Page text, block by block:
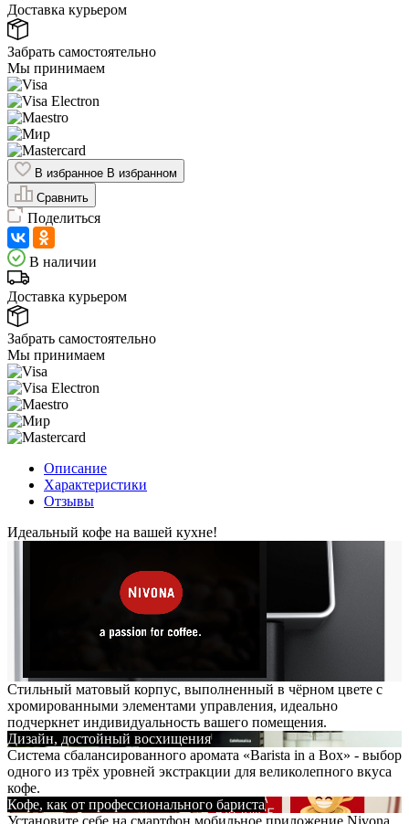
Доставка курьером
Забрать самостоятельно
Мы принимаем
В избранное В избранном
Сравнить
Поделиться
В наличии
Доставка курьером
Забрать самостоятельно
Мы принимаем
Описание
Характеристики
Отзывы
Идеальный кофе на вашей кухне!
Стильный матовый корпус, выполненный в чёрном цвете с
хромированными элементами управления, идеально
подчеркнет индивидуальность вашего помещения.
Дизайн, достойный восхищения
Система сбалансированного аромата «Barista in a Box» - выбор
одного из трёх уровней экстракции для великолепного вкуса
кофе.
Кофе, как от профессионального бариста
Установите себе на смартфон мобильное приложение Nivona